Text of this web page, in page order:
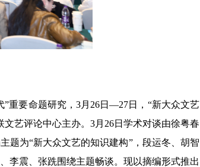
重要命题研究，3月26日—27日，“新大众文艺
艺评论中心主办。3月26日学术对谈由徐粤春
题为“新大众文艺的知识建构”，段运冬、胡智
李震、张跣围绕主题畅谈。现以摘编形式推出